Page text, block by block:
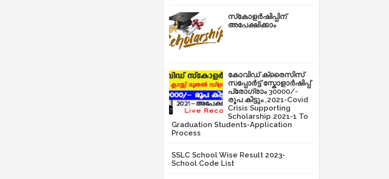
സ്‌കോളർഷിപ്പിന്
അപേക്ഷിക്കാം
കോവിഡ് ക്രൈസിസ്
സപ്പോർട്ട് സ്കോളാർഷിപ്പ്
പ്രോഗ്രാം 30000/-
രൂപ കിട്ടും ,2021-Covid
Crisis Supporting
Scholarship 2021-1 To
Graduation Students-Application
Process
SSLC School Wise Result 2023-
School Code List